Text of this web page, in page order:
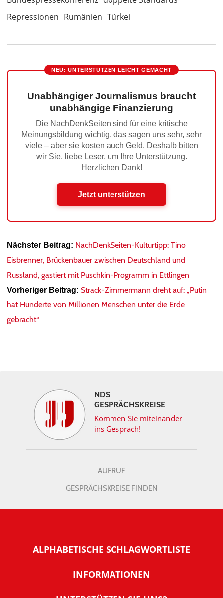
Repressionen Rumänien Türkei
NEU: UNTERSTÜTZEN LEICHT GEMACHT
Unabhängiger Journalismus braucht
unabhängige Finanzierung
Die NachDenkSeiten sind für eine kritische
Meinungsbildung wichtig, das sagen uns sehr, sehr
viele – aber sie kosten auch Geld. Deshalb bitten
wir Sie, liebe Leser, um Ihre Unterstützung.
Herzlichen Dank!
Jetzt unterstützen
Nächster Beitrag: NachDenkSeiten-Kulturtipp: Tino
Eisbrenner, Brückenbauer zwischen Deutschland und
Russland, gastiert mit Puschkin-Programm in Ettlingen
Vorheriger Beitrag: Strack-Zimmermann dreht auf: „Putin
hat Hunderte von Millionen Menschen unter die Erde
gebracht“
NDS
GESPRÄCHSKREISE
Kommen Sie miteinander
ins Gespräch!
AUFRUF
GESPRÄCHSKREISE FINDEN
ALPHABETISCHE SCHLAGWORTLISTE
INFORMATIONEN
Warum NachDenkSeiten